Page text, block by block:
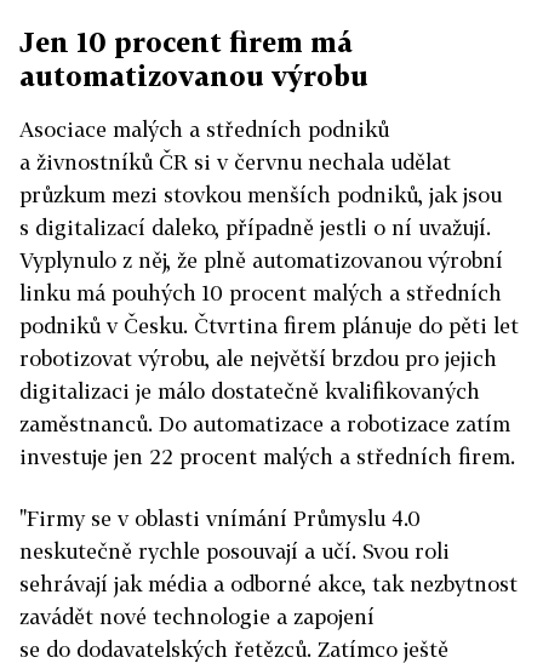
Jen 10 procent firem má
automatizovanou výrobu
Asociace malých a středních podniků
a živnostníků ČR si v červnu nechala udělat
průzkum mezi stovkou menších podniků, jak jsou
s digitalizací daleko, případně jestli o ní uvažují.
Vyplynulo z něj, že plně automatizovanou výrobní
linku má pouhých 10 procent malých a středních
podniků v Česku. Čtvrtina firem plánuje do pěti let
robotizovat výrobu, ale největší brzdou pro jejich
digitalizaci je málo dostatečně kvalifikovaných
zaměstnanců. Do automatizace a robotizace zatím
investuje jen 22 procent malých a středních firem.
"Firmy se v oblasti vnímání Průmyslu 4.0
neskutečně rychle posouvají a učí. Svou roli
sehrávají jak média a odborné akce, tak nezbytnost
zavádět nové technologie a zapojení
se do dodavatelských řetězců. Zatímco ještě